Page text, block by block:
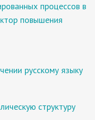
процессов в
повышения
русскому языку
структуру